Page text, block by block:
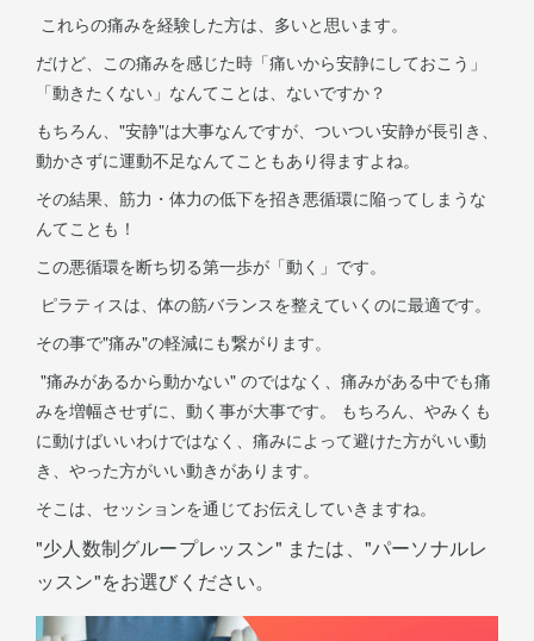
これらの痛みを経験した方は、多いと思います。
だけど、この痛みを感じた時「痛いから安静にしておこう」
「動きたくない」なんてことは、ないですか？
もちろん、"安静"は大事なんですが、ついつい安静が長引き、
動かさずに運動不足なんてこともあり得ますよね。
その結果、筋力・体力の低下を招き悪循環に陥ってしまうな
んてことも！
この悪循環を断ち切る第一歩が「動く」です。
ピラティスは、体の筋バランスを整えていくのに最適です。
その事で"痛み"の軽減にも繋がります。
"痛みがあるから動かない" のではなく、痛みがある中でも痛
みを増幅させずに、動く事が大事です。 もちろん、やみくも
に動けばいいわけではなく、痛みによって避けた方がいい動
き、やった方がいい動きがあります。
そこは、セッションを通じてお伝えしていきますね。
"少人数制グループレッスン" または、"パーソナルレ
ッスン"をお選びください。